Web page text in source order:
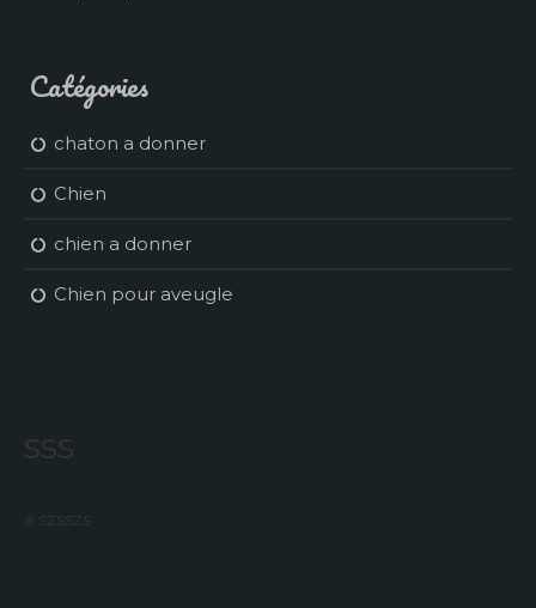
Catégories
chaton a donner
Chien
chien a donner
Chien pour aveugle
sss
a szsszs